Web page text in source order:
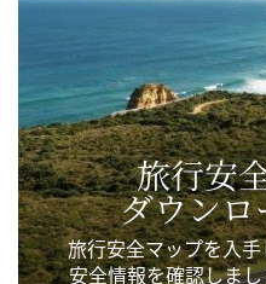
旅行安
ダウンロ
旅行安全マップを入
安全情報を確認しま